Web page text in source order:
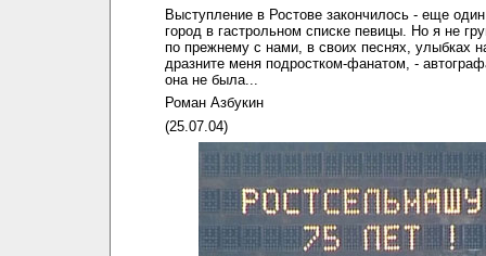
Выступление в Ростове закончилось - еще
город в гастрольном списке певицы. Но я не
по прежнему с нами, в своих песнях, улыбках
дразните меня подростком-фанатом, -
она не была...
Роман Азбукин
(25.07.04)